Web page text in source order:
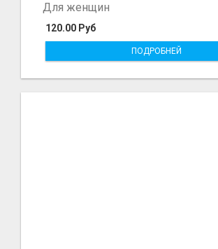
120.00 Руб
Для женщин
ПОДРОБНЕЙ